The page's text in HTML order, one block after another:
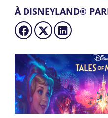
À DISNEYLAND®